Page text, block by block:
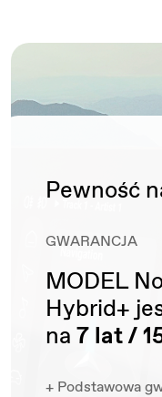
Pewność
GWARANCJA
MODEL
Hybrid+
na 7 lat /
+ Podstawowa